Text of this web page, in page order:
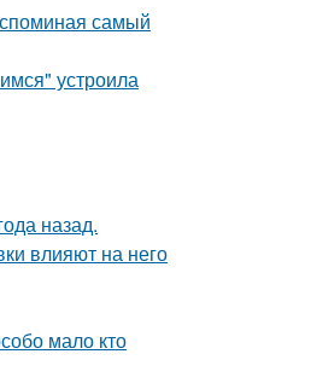
самый
устроила
назад.
влияют на него
мало кто